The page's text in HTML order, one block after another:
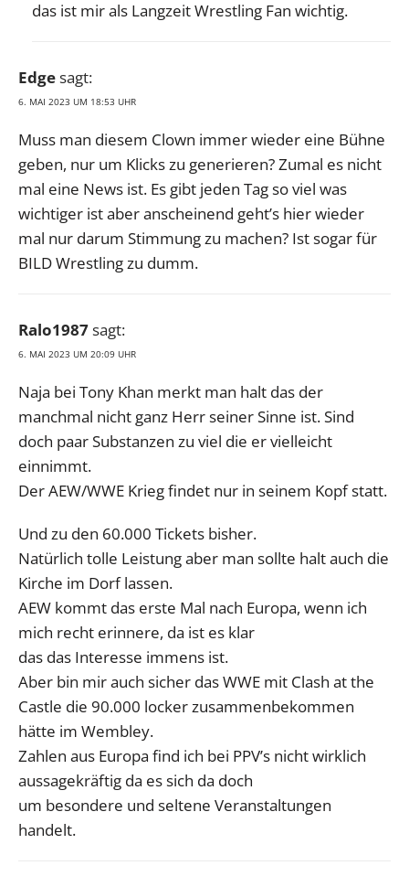
das ist mir als Langzeit Wrestling Fan wichtig.
Edgesagt:
6. MAI 2023 UM 18:53 UHR
Muss man diesem Clown immer wieder eine Bühne
geben, nur um Klicks zu generieren? Zumal es nicht
mal eine News ist. Es gibt jeden Tag so viel was
wichtiger ist aber anscheinend geht’s hier wieder
mal nur darum Stimmung zu machen? Ist sogar für
BILD Wrestling zu dumm.
Ralo1987sagt:
6. MAI 2023 UM 20:09 UHR
Naja bei Tony Khan merkt man halt das der
manchmal nicht ganz Herr seiner Sinne ist. Sind
doch paar Substanzen zu viel die er vielleicht
einnimmt.
Der AEW/WWE Krieg findet nur in seinem Kopf statt.
Und zu den 60.000 Tickets bisher.
Natürlich tolle Leistung aber man sollte halt auch die
Kirche im Dorf lassen.
AEW kommt das erste Mal nach Europa, wenn ich
mich recht erinnere, da ist es klar
das das Interesse immens ist.
Aber bin mir auch sicher das WWE mit Clash at the
Castle die 90.000 locker zusammenbekommen
hätte im Wembley.
Zahlen aus Europa find ich bei PPV’s nicht wirklich
aussagekräftig da es sich da doch
um besondere und seltene Veranstaltungen
handelt.